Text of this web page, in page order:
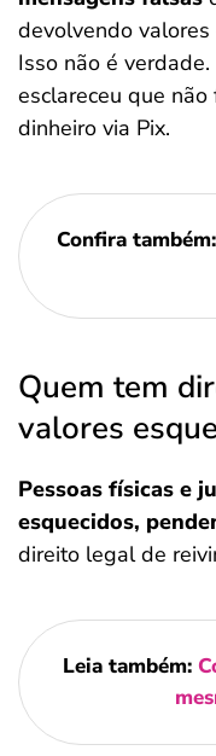
devolvendo valores
Isso não é
esclareceu que
dinheiro via Pix.
Confira também:
Quem tem
valores
Pessoas físicas e
esquecidos,
direito legal de
Leia também: